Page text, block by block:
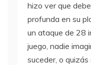
hizo ver que
profunda en su
un ataque de 28
juego, nadie
suceder, o